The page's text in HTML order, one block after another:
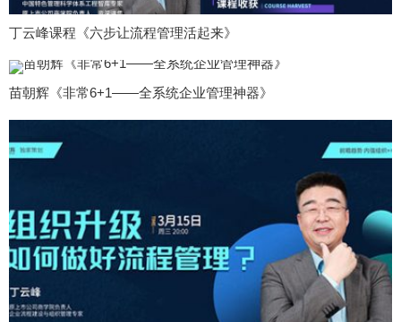
丁云峰课程《六步让流程管理活起来》
苗朝辉《非常6+1——全系统企业管理神器》